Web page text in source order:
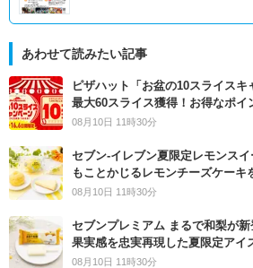
あわせて読みたい記事
ピザハット「お盆の10スライス
最大60スライス獲得！お得なポイ
08月10日 11時30分
セブン‐イレブン夏限定レモンス
もことかじるレモンチーズケーキ
08月10日 11時30分
セブンプレミアム まるで和梨が
果実感を忠実再現した夏限定アイ
08月10日 11時30分